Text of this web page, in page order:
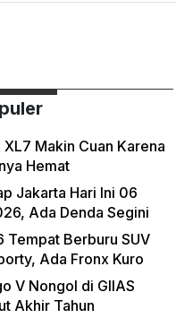
Makin Cuan Karena
Hemat
Jakarta Hari Ini 06
Ada Denda Segini
Tempat Berburu SUV
Ada Fronx Kuro
V Nongol di GIIAS
Akhir Tahun